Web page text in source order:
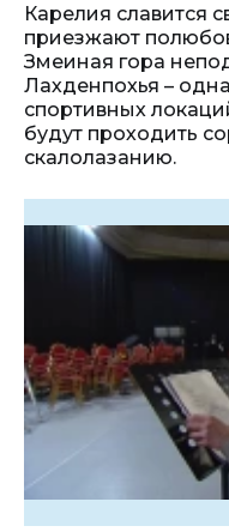
Карелия славится
приезжают
Змеиная гора
Лахденпохья –
спортивных
будут проходить
скалолазанию.